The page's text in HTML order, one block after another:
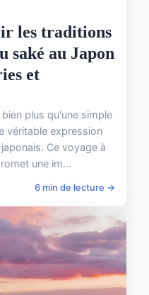
les traditions
saké au Japon
et
plus qu'une simple
véritable expression
Ce voyage à
une im...
6 min de lecture →